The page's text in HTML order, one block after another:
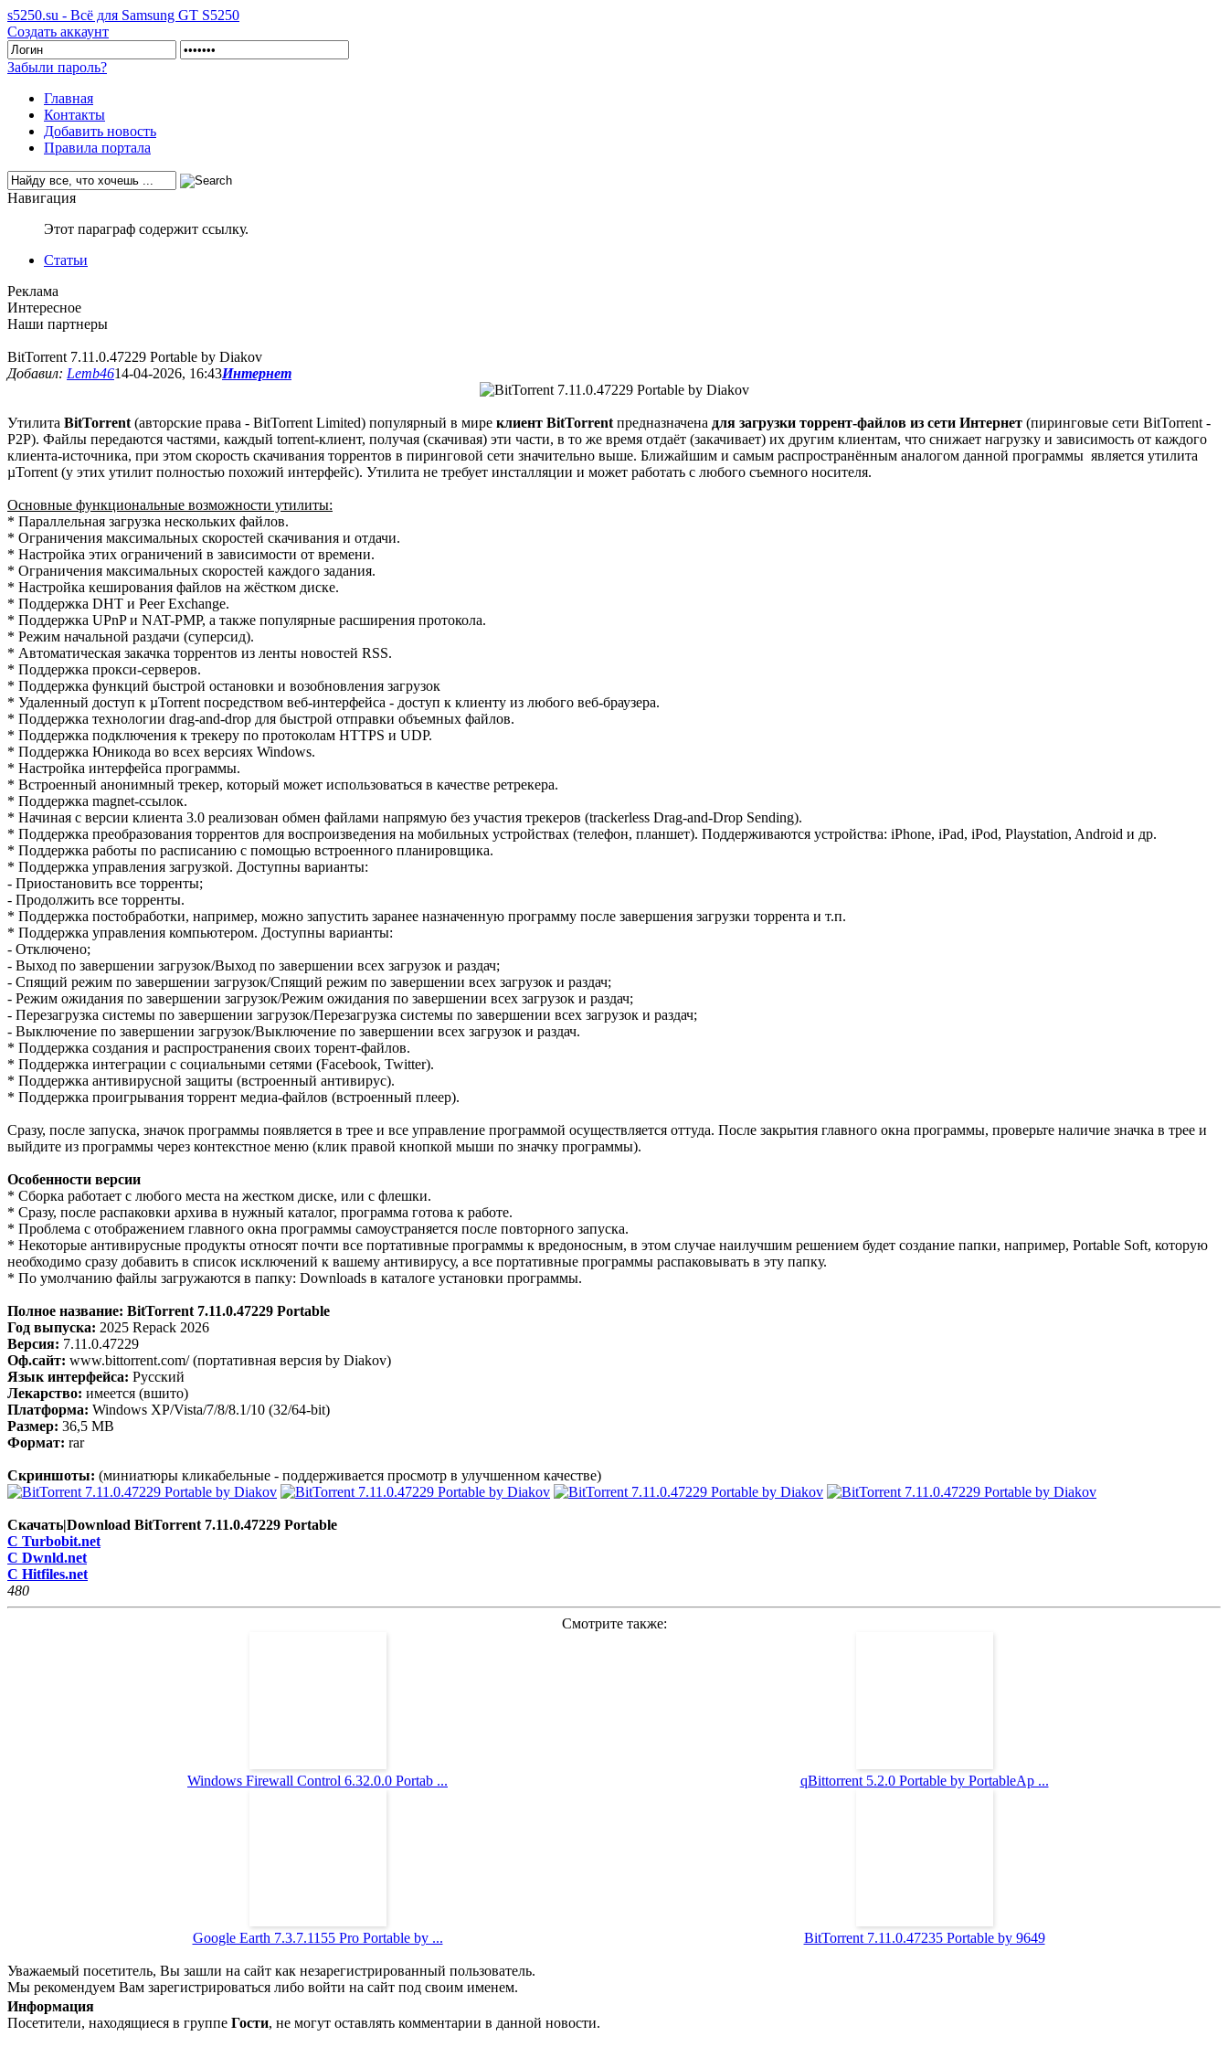
s5250.su - Всё для Samsung GT S5250
Создать аккаунт
Забыли пароль?
Главная
Контакты
Добавить новость
Правила портала
Навигация
Этот параграф содержит ссылку.
Статьи
Реклама
Интересное
Наши партнеры
BitTorrent 7.11.0.47229 Portable by Diakov
Добавил: Lemb4614-04-2026, 16:43Интернет
Утилита BitTorrent (авторские права - BitTorrent Limited) популярный в мире клиент BitTorrent предназначена для загрузки торрент-файлов из сети Интернет (пиринговые сети BitTorrent -
P2P). Файлы передаются частями, каждый torrent-клиент, получая (скачивая) эти части, в то же время отдаёт (закачивает) их другим клиентам, что снижает нагрузку и зависимость от каждого
клиента-источника, при этом скорость скачивания торрентов в пиринговой сети значительно выше. Ближайшим и самым распространённым аналогом данной программы является утилита
µTorrent (у этих утилит полностью похожий интерфейс). Утилита не требует инсталляции и может работать с любого съемного носителя.
Основные функциональные возможности утилиты:
* Параллельная загрузка нескольких файлов.
* Ограничения максимальных скоростей скачивания и отдачи.
* Настройка этих ограничений в зависимости от времени.
* Ограничения максимальных скоростей каждого задания.
* Настройка кеширования файлов на жёстком диске.
* Поддержка DHT и Peer Exchange.
* Поддержка UPnP и NAT-PMP, а также популярные расширения протокола.
* Режим начальной раздачи (суперсид).
* Автоматическая закачка торрентов из ленты новостей RSS.
* Поддержка прокси-серверов.
* Поддержка функций быстрой остановки и возобновления загрузок
* Удаленный доступ к µTorrent посредством веб-интерфейса - доступ к клиенту из любого веб-браузера.
* Поддержка технологии drag-and-drop для быстрой отправки объемных файлов.
* Поддержка подключения к трекеру по протоколам HTTPS и UDP.
* Поддержка Юникода во всех версиях Windows.
* Настройка интерфейса программы.
* Встроенный анонимный трекер, который может использоваться в качестве ретрекера.
* Поддержка magnet-ссылок.
* Начиная с версии клиента 3.0 реализован обмен файлами напрямую без участия трекеров (trackerless Drag-and-Drop Sending).
* Поддержка преобразования торрентов для воспроизведения на мобильных устройствах (телефон, планшет). Поддерживаются устройства: iPhone, iPad, iPod, Playstation, Android и др.
* Поддержка работы по расписанию с помощью встроенного планировщика.
* Поддержка управления загрузкой. Доступны варианты:
- Приостановить все торренты;
- Продолжить все торренты.
* Поддержка постобработки, например, можно запустить заранее назначенную программу после завершения загрузки торрента и т.п.
* Поддержка управления компьютером. Доступны варианты:
- Отключено;
- Выход по завершении загрузок/Выход по завершении всех загрузок и раздач;
- Спящий режим по завершении загрузок/Спящий режим по завершении всех загрузок и раздач;
- Режим ожидания по завершении загрузок/Режим ожидания по завершении всех загрузок и раздач;
- Перезагрузка системы по завершении загрузок/Перезагрузка системы по завершении всех загрузок и раздач;
- Выключение по завершении загрузок/Выключение по завершении всех загрузок и раздач.
* Поддержка создания и распространения своих торент-файлов.
* Поддержка интеграции с социальными сетями (Facebook, Twitter).
* Поддержка антивирусной защиты (встроенный антивирус).
* Поддержка проигрывания торрент медиа-файлов (встроенный плеер).
Сразу, после запуска, значок программы появляется в трее и все управление программой осуществляется оттуда. После закрытия главного окна программы, проверьте наличие значка в трее и
выйдите из программы через контекстное меню (клик правой кнопкой мыши по значку программы).
Особенности версии
* Cборка работает с любого места на жестком диске, или с флешки.
* Сразу, после распаковки архива в нужный каталог, программа готова к работе.
* Проблема с отображением главного окна программы самоустраняется после повторного запуска.
* Некоторые антивирусные продукты относят почти все портативные программы к вредоносным, в этом случае наилучшим решением будет создание папки, например, Portable Soft, которую
необходимо сразу добавить в список исключений к вашему антивирусу, а все портативные программы распаковывать в эту папку.
* По умолчанию файлы загружаются в папку: Downloads в каталоге установки программы.
Полное название: BitTorrent 7.11.0.47229 Portable
Год выпуска: 2025 Repack 2026
Версия: 7.11.0.47229
Оф.сайт: www.bittorrent.com/ (портативная версия by Diakov)
Язык интерфейса: Русский
Лекарство: имеется (вшито)
Платформа: Windows XP/Vista/7/8/8.1/10 (32/64-bit)
Размер: 36,5 МB
Формат: rar
Скриншоты: (миниатюры кликабельные - поддерживается просмотр в улучшенном качестве)
Скачать|Download BitTorrent 7.11.0.47229 Portable
C Turbobit.net
C Dwnld.net
C Hitfiles.net
480
Смотрите также:
Windows Firewall Control 6.32.0.0 Portab ... qBittorrent 5.2.0 Portable by PortableAp ...
Google Earth 7.3.7.1155 Pro Portable by ... BitTorrent 7.11.0.47235 Portable by 9649
Уважаемый посетитель, Вы зашли на сайт как незарегистрированный пользователь.
Мы рекомендуем Вам зарегистрироваться либо войти на сайт под своим именем.
Информация
Посетители, находящиеся в группе Гости, не могут оставлять комментарии в данной новости.